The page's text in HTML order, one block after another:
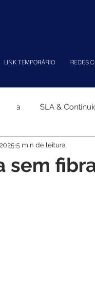
LINK TEMPORÁRIO REDES
SLA &
5 min de leitura